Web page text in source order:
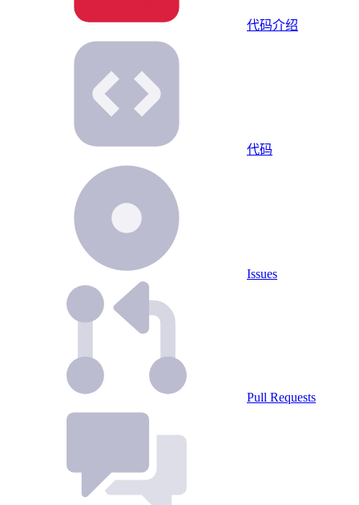
代码介绍
代码
Issues
Pull Requests